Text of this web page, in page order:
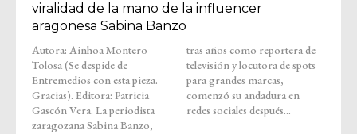
viralidad de la mano de la influencer
aragonesa Sabina Banzo
Autora: Ainhoa Montero
Tolosa (Se despide de
Entremedios con esta pieza.
Gracias). Editora: Patricia
Gascón Vera. La periodista
zaragozana Sabina Banzo,
tras años como reportera de
televisión y locutora de spots
para grandes marcas,
comenzó su andadura en
redes sociales después...